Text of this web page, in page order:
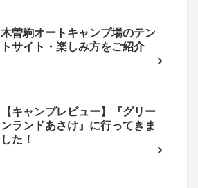
木曽駒オートキャンプ場のテン
トサイト・楽しみ方をご紹介
【キャンプレビュー】『グリー
ンランドあさけ』に行ってきま
した！